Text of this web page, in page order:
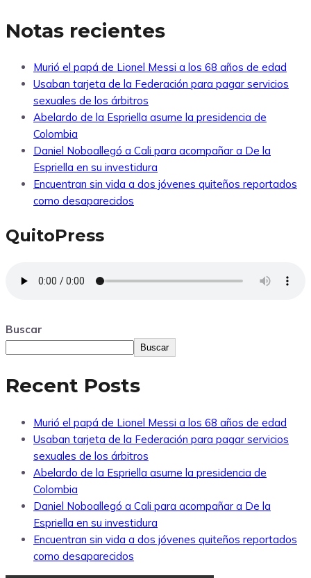
Notas recientes
Murió el papá de Lionel Messi a los 68 años de edad
Usaban tarjeta de la Federación para pagar servicios
sexuales de los árbitros
Abelardo de la Espriella asume la presidencia de
Colombia
Daniel Noboallegó a Cali para acompañar a De la
Espriella en su investidura
Encuentran sin vida a dos jóvenes quiteños reportados
como desaparecidos
QuitoPress
Buscar
Buscar
Recent Posts
Murió el papá de Lionel Messi a los 68 años de edad
Usaban tarjeta de la Federación para pagar servicios
sexuales de los árbitros
Abelardo de la Espriella asume la presidencia de
Colombia
Daniel Noboallegó a Cali para acompañar a De la
Espriella en su investidura
Encuentran sin vida a dos jóvenes quiteños reportados
como desaparecidos